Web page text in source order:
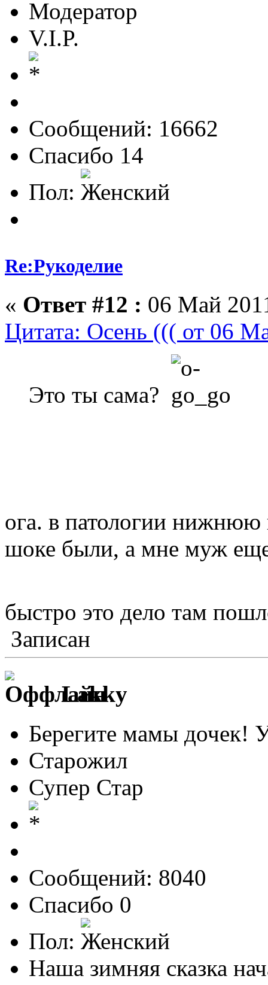
Модератор
V.I.P.
Сообщений: 16662
Спасибо 14
Пол:
Re:Рукоделие
« Ответ #12 : 06 Май
Цитата: Осень ((( от 06
Это ты сама?
ога. в патологии
шоке были, а мне муж
быстро это дело там
Записан
Lakky
Берегите мамы
Старожил
Супер Стар
Сообщений: 8040
Спасибо 0
Пол:
Наша зимняя сказка